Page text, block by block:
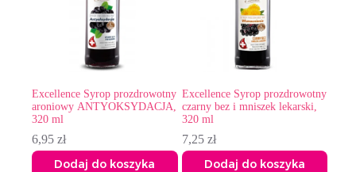
Excellence Syrop prozdrowotny
aroniowy ANTYOKSYDACJA,
320 ml
6,95 zł
Dodaj do koszyka
Excellence Syrop prozdrowotny
czarny bez i mniszek lekarski,
320 ml
7,25 zł
Dodaj do koszyka